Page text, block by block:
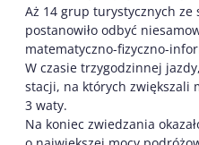
Aż 14 grup turystycznych ze
postanowiło odbyć
matematyczno-fizyczno-
W czasie trzygodzinnej
stacji, na których zwiększali
3 waty.
Na koniec zwiedzania